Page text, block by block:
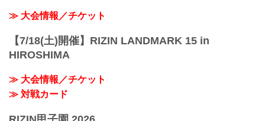
≫ 大会情報／チケット
【7/18(土)開催】RIZIN LANDMARK 15 in
HIROSHIMA
≫ 大会情報／チケット
≫ 対戦カード